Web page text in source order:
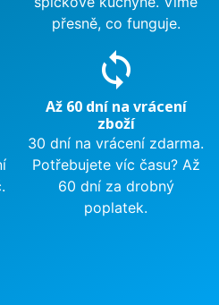
přesně, co funguje.
sync
Až 60 dní na vrácení
zboží
30 dní na vrácení zdarma.
Potřebujete víc času? Až
60 dní za drobný
poplatek.